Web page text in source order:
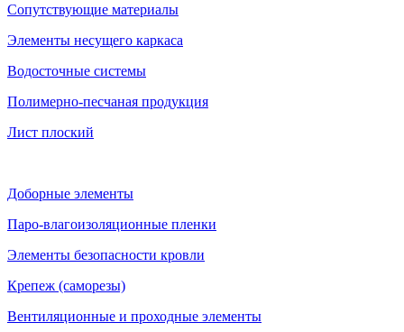
Сопутствующие материалы
Элементы несущего каркаса
Водосточные системы
Полимерно-песчаная продукция
Лист плоский
Доборные элементы
Паро-влагоизоляционные пленки
Элементы безопасности кровли
Крепеж (саморезы)
Вентиляционные и проходные элементы